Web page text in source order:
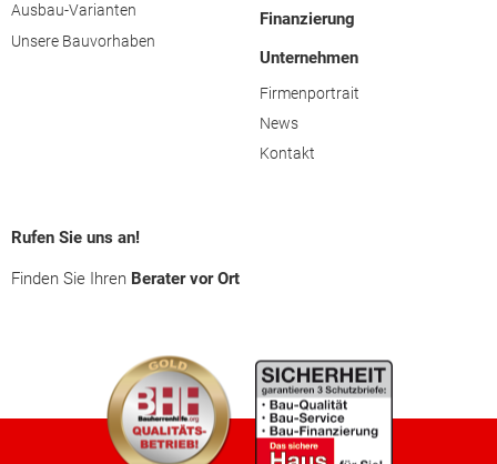
Ausbau-Varianten
Unsere Bauvorhaben
Finanzierung
Unternehmen
Firmenportrait
News
Kontakt
Rufen Sie uns an!
Finden Sie Ihren Berater vor Ort